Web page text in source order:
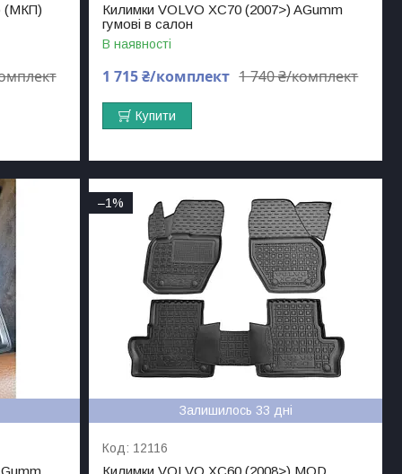
(МКП)
Килимки VOLVO XC70 (2007>) AGumm
гумові в салон
В наявності
1 740 ₴/комплект
1 715 ₴/комплект
Купити
–1%
Залишилось 33 дні
12116
Килимки VOLVO XC60 (2008>) MOD